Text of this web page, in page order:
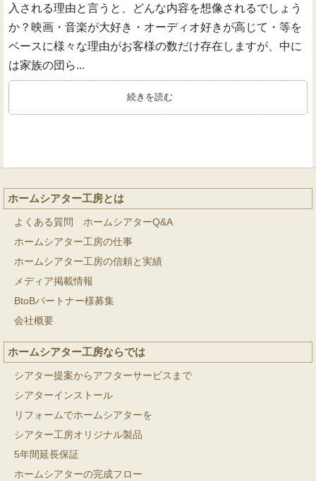
入される理由と言うと、どんな内容を想像されるでしょう
か？映画・音楽が大好き・オーディオ好きが高じて・等を
ベースに様々な理由がお客様の数だけ存在しますが、中に
は家族の団ら...
続きを読む
ホームシアター工房とは
よくある質問 ホームシアターQ&A
ホームシアター工房の仕事
ホームシアター工房の信頼と実績
メディア掲載情報
BtoBパートナー様募集
会社概要
ホームシアター工房ならでは
シアター提案からアフターサービスまで
シアターインストール
リフォームでホームシアターを
シアター工房オリジナル製品
5年間延長保証
ホームシアターの完成フロー